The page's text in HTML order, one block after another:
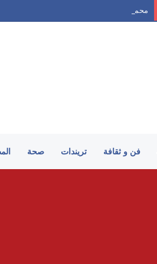
محمد شكر يكتب لـ «30 يوم»: «الكرنك».. أزمة سينما أتلفها الهوى
فن و ثقافة تريندات صحة